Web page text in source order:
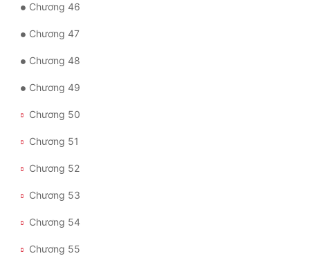
Sát Phạt Quyết Đoán
Chương 46
Chương 47
Chương 48
Chương 49
Chương 50
Chương 51
Chương 52
Chương 53
Chương 54
Chương 55